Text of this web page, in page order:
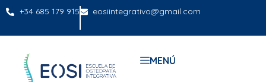
+34 685 179 915 eosiintegrativo@gmail.com
MENÚ